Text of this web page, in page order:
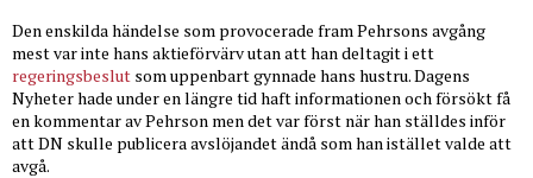
Den enskilda händelse som provocerade fram Pehrsons avgång
mest var inte hans aktieförvärv utan att han deltagit i ett
regeringsbeslut som uppenbart gynnade hans hustru. Dagens
Nyheter hade under en längre tid haft informationen och försökt få
en kommentar av Pehrson men det var först när han ställdes inför
att DN skulle publicera avslöjandet ändå som han istället valde att
avgå.